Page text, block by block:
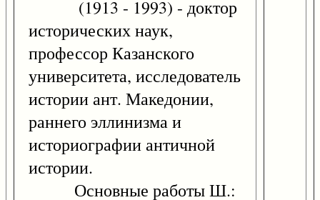
(1913 - 1993) - доктор
исторических наук,
профессор Казанского
университета, исследователь
истории ант. Македонии,
раннего эллинизма и
историографии античной
истории.
Основные работы Ш.: